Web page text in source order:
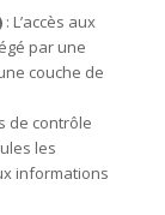
: L’accès aux
par une
couche de
de contrôle
les
informations